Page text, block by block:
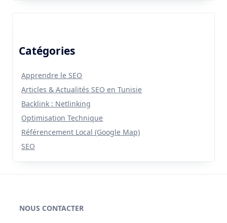
Catégories
Apprendre le SEO
Articles & Actualités SEO en Tunisie
Backlink : Netlinking
Optimisation Technique
Référencement Local (Google Map)
SEO
NOUS CONTACTER